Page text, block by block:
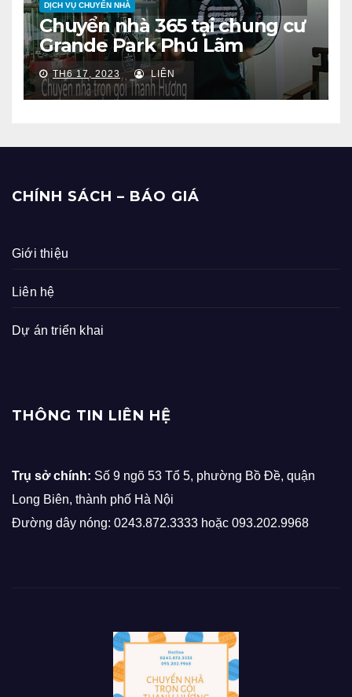
DỊCH VỤ CHUYỂN NHÀ
Chuyển nhà 365 tại chung cư
Grande Park Phú Lãm
TH6 17, 2023 LIÊN
CHÍNH SÁCH – BÁO GIÁ
Giới thiệu
Liên hệ
Dự án triển khai
THÔNG TIN LIÊN HỆ
Trụ sở chính: Số 9 ngõ 53 Tổ 5, phường Bồ Đề, quận
Long Biên, thành phố Hà Nội
Đường dây nóng: 0243.872.3333 hoặc 093.202.9968